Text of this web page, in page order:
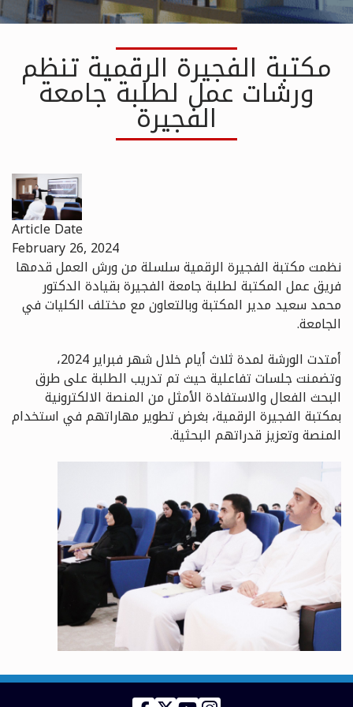
مكتبة الفجيرة الرقمية تنظم
ورشات عمل لطلبة جامعة
الفجيرة
Article Date
February 26, 2024
نظمت مكتبة الفجيرة الرقمية سلسلة من ورش العمل قدمها
فريق عمل المكتبة لطلبة جامعة الفجيرة بقيادة الدكتور
محمد سعيد مدير المكتبة وبالتعاون مع مختلف الكليات في
الجامعة.
أمتدت الورشة لمدة ثلاث أيام خلال شهر فبراير 2024،
وتضمنت جلسات تفاعلية حيث تم تدريب الطلبة على طرق
البحث الفعال والاستفادة الأمثل من المنصة الالكترونية
بمكتبة الفجيرة الرقمية، بغرض تطوير مهاراتهم في استخدام
المنصة وتعزيز قدراتهم البحثية.